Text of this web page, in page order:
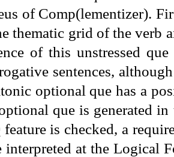
of Comp(lementizer).
thematic grid of the verb
of this unstressed
sentences,
optional que has a
que is generated
feature is checked, a
interpreted at the Logical